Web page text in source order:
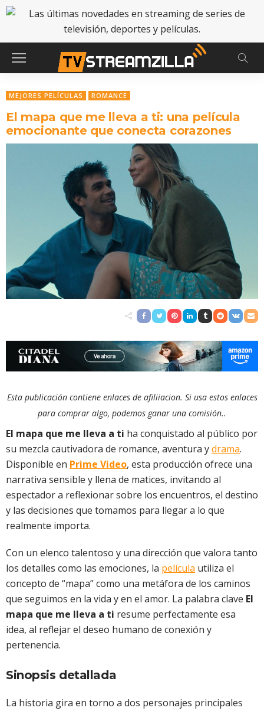
MEJORES PELÍCULAS ROMANCE
El mapa que me lleva a ti: una película
emocionante que conecta corazones
Esta publicación contiene enlaces de afiliiacion. Si usa estos enlaces
para comprar algo, podemos ganar una comisión..
El mapa que me lleva a ti ha conquistado al público por
su mezcla cautivadora de romance, aventura ydrama.
Disponible en Prime Video, esta producción ofrece una
narrativa sensible y llena de matices, invitando al
espectador a reflexionar sobre los encuentros, el destino
y las decisiones que tomamos para llegar a lo que
realmente importa.
Con un elenco talentoso y una dirección que valora tanto
los detalles como las emociones, la película utiliza el
concepto de “mapa” como una metáfora de los caminos
que seguimos en la vida y en el amor. La palabra clave El
mapa que me lleva a ti resume perfectamente esa
idea, al reflejar el deseo humano de conexión y
pertenencia.
Sinopsis detallada
La historia gira en torno a dos personajes principales